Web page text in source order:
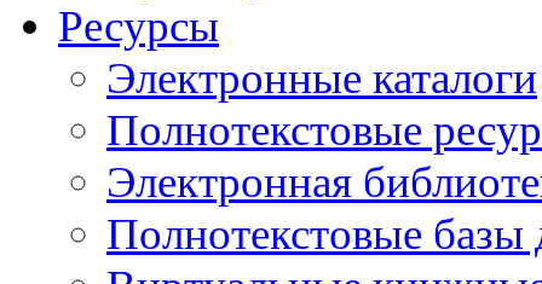
Ресурсы
Электронные каталоги
Полнотекстовые
Электронная
Полнотекстовые